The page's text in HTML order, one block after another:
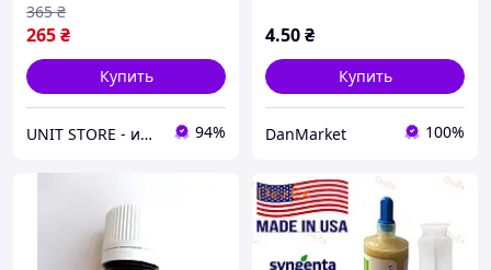
265₴
365 ₴
Купить
UNIT STORE - интернет-магазин для всей семьи 94%
4.50₴
Купить
DanMarket 100%